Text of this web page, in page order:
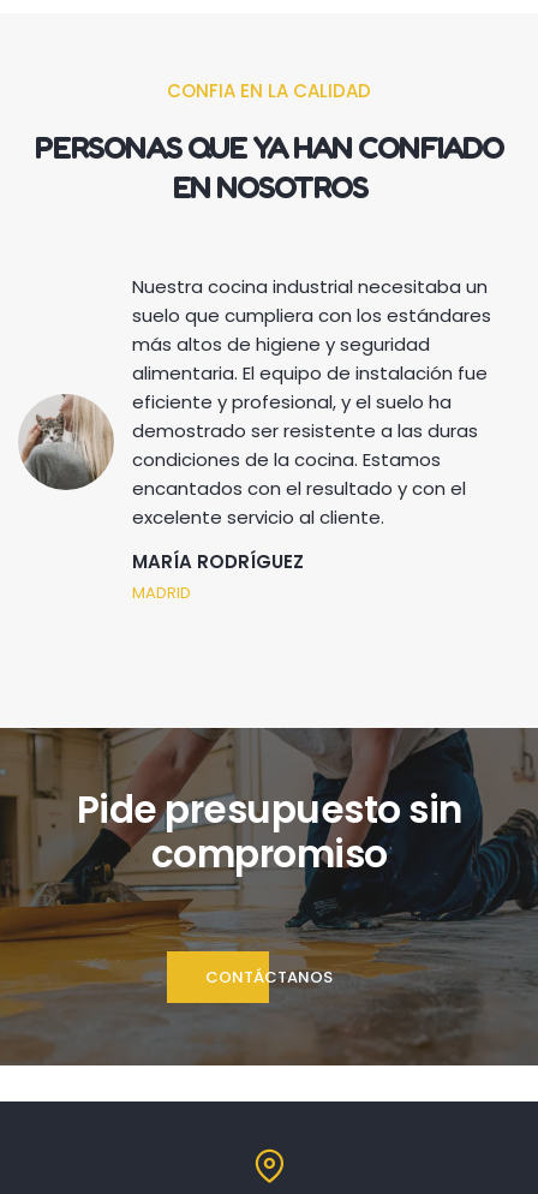
CONFIA EN LA CALIDAD
PERSONAS QUE YA HAN CONFIADO
EN NOSOTROS
Nuestra cocina industrial necesitaba un
suelo que cumpliera con los estándares
más altos de higiene y seguridad
alimentaria. El equipo de instalación fue
eficiente y profesional, y el suelo ha
demostrado ser resistente a las duras
condiciones de la cocina. Estamos
encantados con el resultado y con el
excelente servicio al cliente.
MARÍA RODRÍGUEZ
MADRID
Pide presupuesto sin
compromiso
CONTÁCTANOS